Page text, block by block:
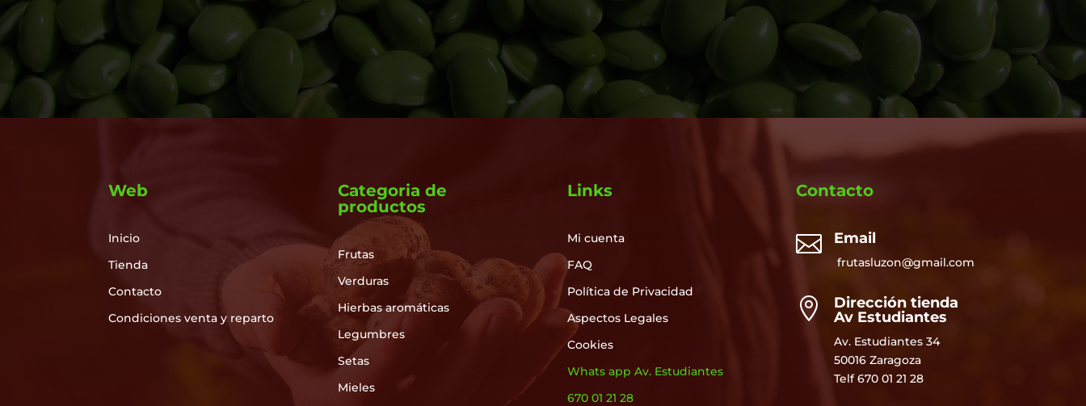
Web
Inicio
Tienda
Contacto
Condiciones venta y reparto
Categoria de
productos
Frutas
Verduras
Hierbas aromáticas
Legumbres
Setas
Mieles
Links
Mi cuenta
FAQ
Política de Privacidad
Aspectos Legales
Cookies
Whats app Av. Estudiantes
670 01 21 28
Contacto
 Email
frutasluzon@gmail.com

Dirección tienda
Av Estudiantes
Av. Estudiantes 34
50016 Zaragoza
Telf670 01 21 28